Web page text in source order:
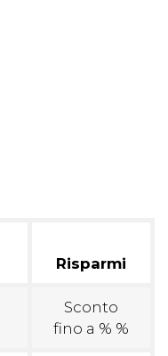
Risparmi
Sconto
fino a % %